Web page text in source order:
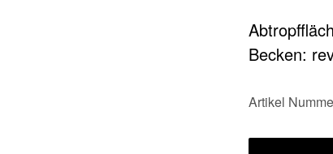
Becken:
Artikel